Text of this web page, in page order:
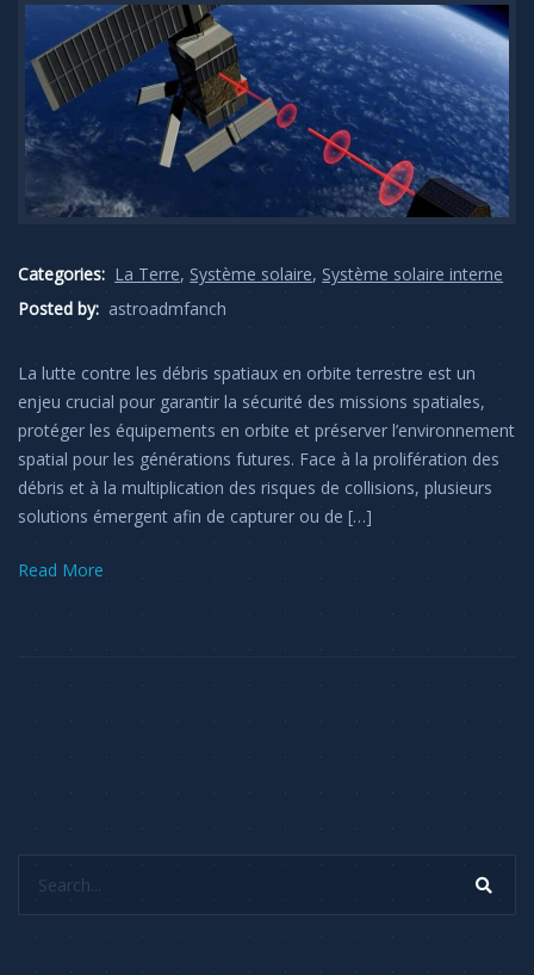
Categories: La Terre, Système solaire, Système solaire interne
Posted by: astroadmfanch
La lutte contre les débris spatiaux en orbite terrestre est un
enjeu crucial pour garantir la sécurité des missions spatiales,
protéger les équipements en orbite et préserver l’environnement
spatial pour les générations futures. Face à la prolifération des
débris et à la multiplication des risques de collisions, plusieurs
solutions émergent afin de capturer ou de […]
Read More
Search...